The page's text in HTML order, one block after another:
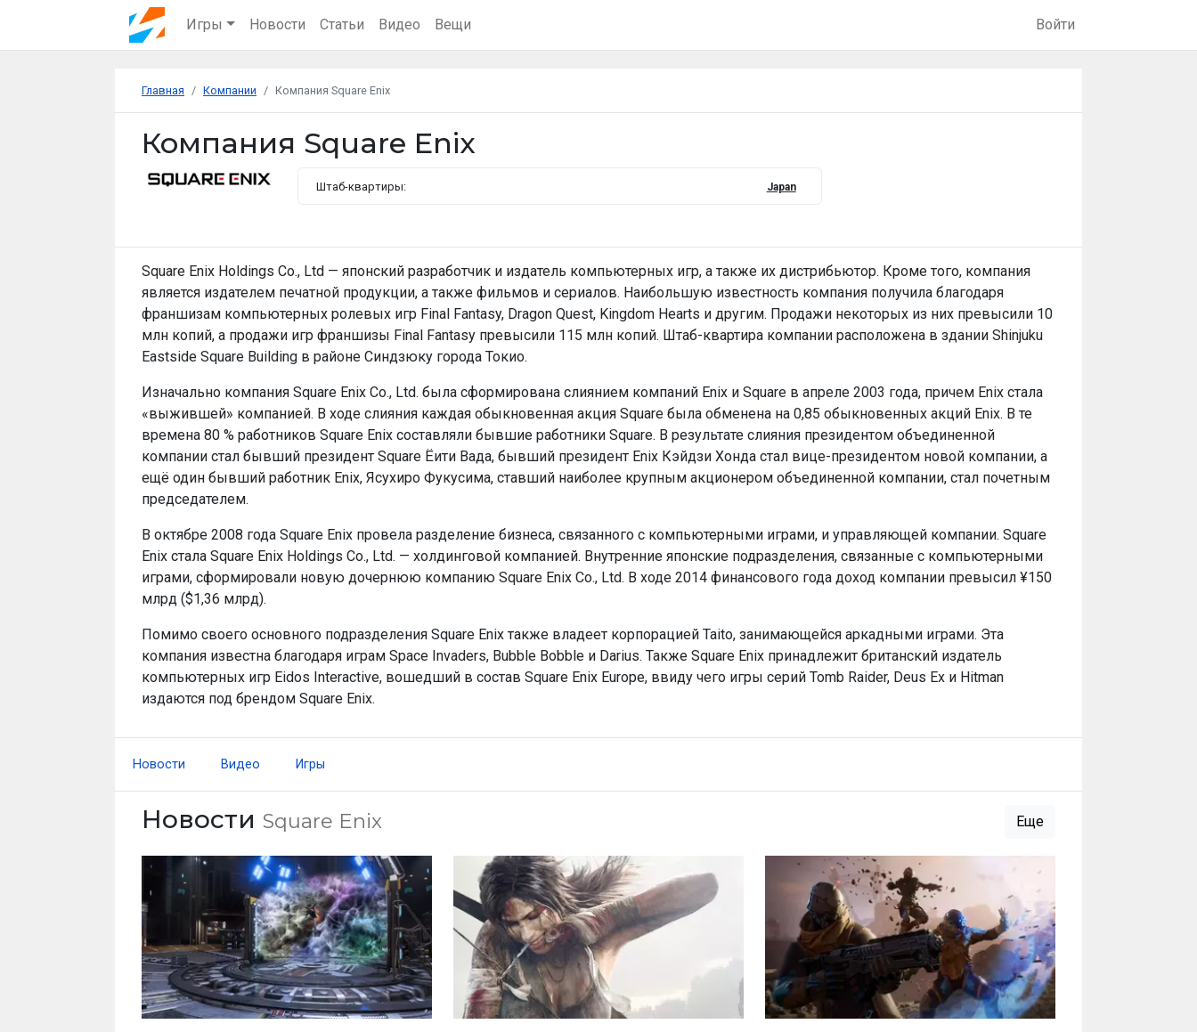
Игры Новости Статьи Видео Вещи Войти
Главная Компании Компания Square Enix
Компания Square Enix
Штаб-квартиры: Japan
Square Enix Holdings Co., Ltd — японский разработчик и издатель компьютерных игр, а также их дистрибьютор. Кроме того, компания
является издателем печатной продукции, а также фильмов и сериалов. Наибольшую известность компания получила благодаря
франшизам компьютерных ролевых игр Final Fantasy, Dragon Quest, Kingdom Hearts и другим. Продажи некоторых из них превысили 10
млн копий, а продажи игр франшизы Final Fantasy превысили 115 млн копий. Штаб-квартира компании расположена в здании Shinjuku
Eastside Square Building в районе Синдзюку города Токио.
Изначально компания Square Enix Co., Ltd. была сформирована слиянием компаний Enix и Square в апреле 2003 года, причем Enix стала
«выжившей» компанией. В ходе слияния каждая обыкновенная акция Square была обменена на 0,85 обыкновенных акций Enix. В те
времена 80 % работников Square Enix составляли бывшие работники Square. В результате слияния президентом объединенной
компании стал бывший президент Square Ёити Вада, бывший президент Enix Кэйдзи Хонда стал вице-президентом новой компании, а
ещё один бывший работник Enix, Ясухиро Фукусима, ставший наиболее крупным акционером объединенной компании, стал почетным
председателем.
В октябре 2008 года Square Enix провела разделение бизнеса, связанного с компьютерными играми, и управляющей компании. Square
Enix стала Square Enix Holdings Co., Ltd. — холдинговой компанией. Внутренние японские подразделения, связанные с компьютерными
играми, сформировали новую дочернюю компанию Square Enix Co., Ltd. В ходе 2014 финансового года доход компании превысил ¥150
млрд ($1,36 млрд).
Помимо своего основного подразделения Square Enix также владеет корпорацией Taito, занимающейся аркадными играми. Эта
компания известна благодаря играм Space Invaders, Bubble Bobble и Darius. Также Square Enix принадлежит британский издатель
компьютерных игр Eidos Interactive, вошедший в состав Square Enix Europe, ввиду чего игры серий Tomb Raider, Deus Ex и Hitman
издаются под брендом Square Enix.
Новости Видео Игры
Новости Square Enix Еще